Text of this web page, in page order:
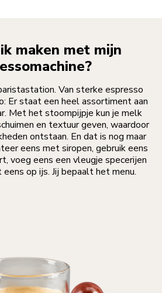
maken met mijn
Van sterke espresso
Er staat een heel assortiment aan
Met het stoompijpje kun je melk
en textuur geven, waardoor
ontstaan. En dat is nog maar
eens met siropen, gebruik eens
voeg eens een vleugje specerijen
op ijs. Jij bepaalt het menu.